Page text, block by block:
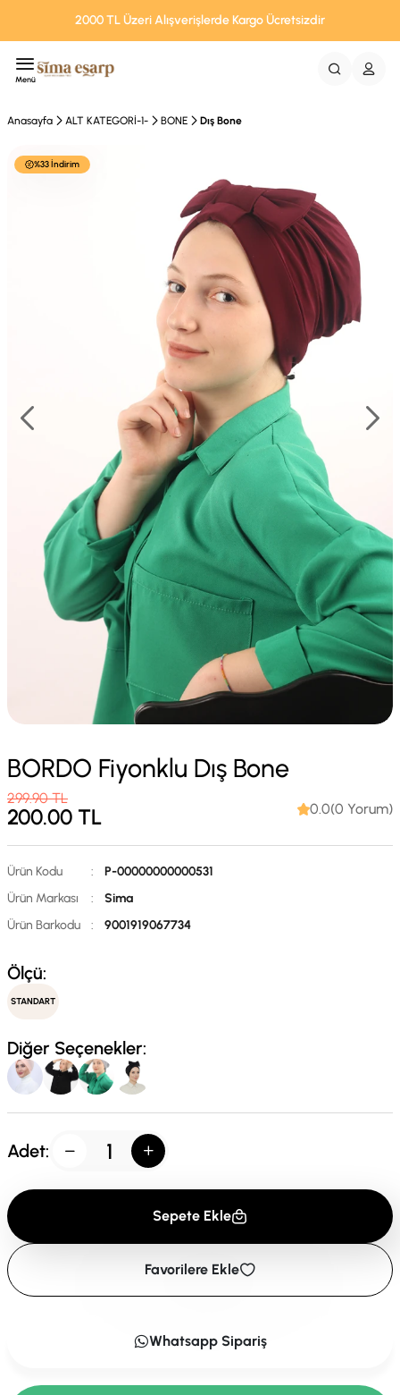
2000 TL Üzeri Alışverişlerde Kargo Ücretsizdir
Menü
Anasayfa ALT KATEGORİ-1- BONE Dış Bone
%33 İndirim
BORDO Fiyonklu Dış Bone
299.90TL
200.00 TL 0.0(0 Yorum)
Ürün Kodu :
P-00000000000531
Ürün Markası
:
Sima
Ürün Barkodu
: 9001919067734
Ölçü:
STANDART
Diğer Seçenekler:
Adet:
Sepete Ekle
Favorilere Ekle
Whatsapp Sipariş